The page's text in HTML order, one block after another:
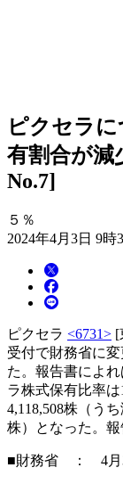
ピクセラ
有割合が減
No.7]
５％
2024年4月3日 9時
ピクセラ <6731> [
受付で財務省に
た。報告書によれ
ラ株式保有比率
4,118,508株（う
株）となった。報
■財務省 ： 4月